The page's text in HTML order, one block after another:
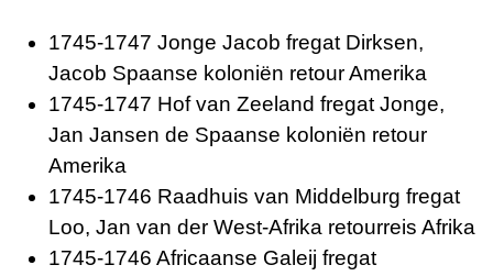
1745-1747 Jonge Jacob fregat Dirksen,
Jacob Spaanse koloniën retour Amerika
1745-1747 Hof van Zeeland fregat Jonge,
Jan Jansen de Spaanse koloniën retour
Amerika
1745-1746 Raadhuis van Middelburg fregat
Loo, Jan van der West-Afrika retourreis Afrika
1745-1746 Africaanse Galeij fregat